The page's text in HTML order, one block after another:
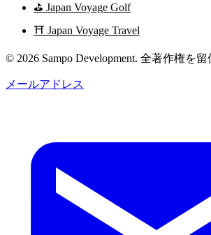
⛳ Japan Voyage Golf
⛩️ Japan Voyage Travel
© 2026 Sampo Development. 全著作権を留
メールアドレス